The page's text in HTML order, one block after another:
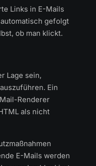
Links in E-Mails
gefolgt
ob man klickt.
Lage sein,
Ein
Renderer
als nicht
E-Mails werden